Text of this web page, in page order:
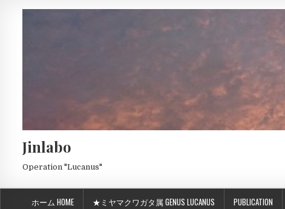
Jinlabo
Operation "Lucanus"
ホーム HOME ★ミヤマクワガタ属 GENUS LUCANUS PUBLICATION